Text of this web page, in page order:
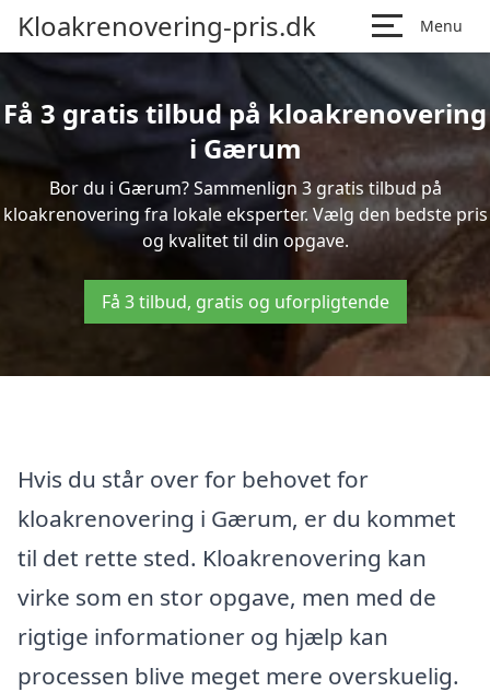
Kloakrenovering-pris.dk Menu
Få 3 gratis tilbud på kloakrenovering
i Gærum
Bor du i Gærum? Sammenlign 3 gratis tilbud på
kloakrenovering fra lokale eksperter. Vælg den bedste pris
og kvalitet til din opgave.
Få 3 tilbud, gratis og uforpligtende
Hvis du står over for behovet for
kloakrenovering i Gærum, er du kommet
til det rette sted. Kloakrenovering kan
virke som en stor opgave, men med de
rigtige informationer og hjælp kan
processen blive meget mere overskuelig.